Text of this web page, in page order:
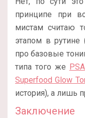
принципе при
мистам считаю
этапом в рутине
про базовые
типа того же
Superfood Glow
история), а лишь
Заключение